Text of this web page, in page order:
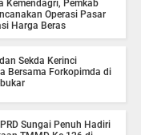
Kemendagri, Pemkab
Operasi Pasar
Harga Beras
Sekda Kerinci
Bersama Forkopimda di
Sungai Penuh Hadiri